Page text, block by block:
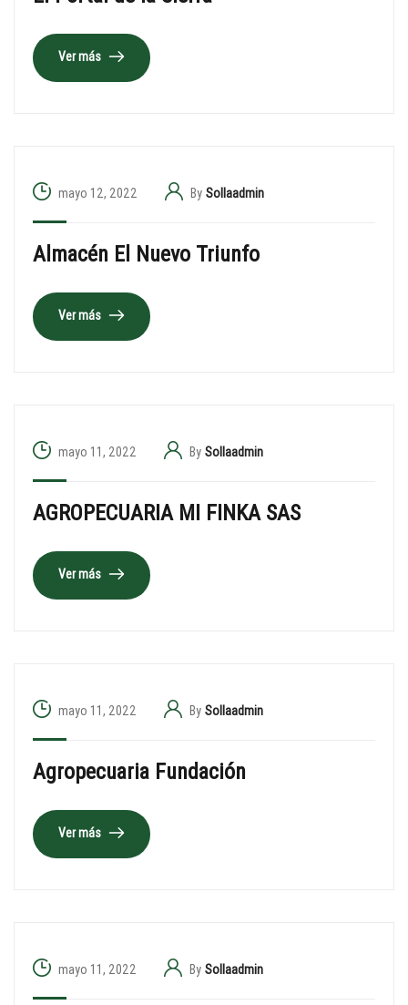
Ver más
mayo 12, 2022 By Sollaadmin
Almacén El Nuevo Triunfo
Ver más
mayo 11, 2022 By Sollaadmin
AGROPECUARIA MI FINKA SAS
Ver más
mayo 11, 2022 By Sollaadmin
Agropecuaria Fundación
Ver más
mayo 11, 2022 By Sollaadmin